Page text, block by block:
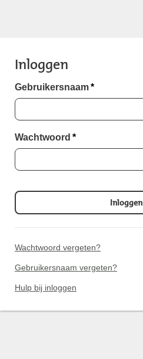
Inloggen
Gebruikersnaam*
Wachtwoord *
Inloggen
Wachtwoord vergeten?
Gebruikersnaam vergeten?
Hulp bij inloggen